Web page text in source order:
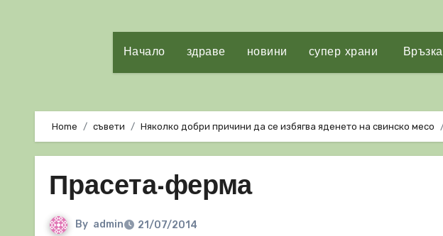
Начало здраве новини супер храни Връзка
Home съвети Няколко добри причини да се избягва яденето на свинско месо
Прасета-ферма
By admin 21/07/2014